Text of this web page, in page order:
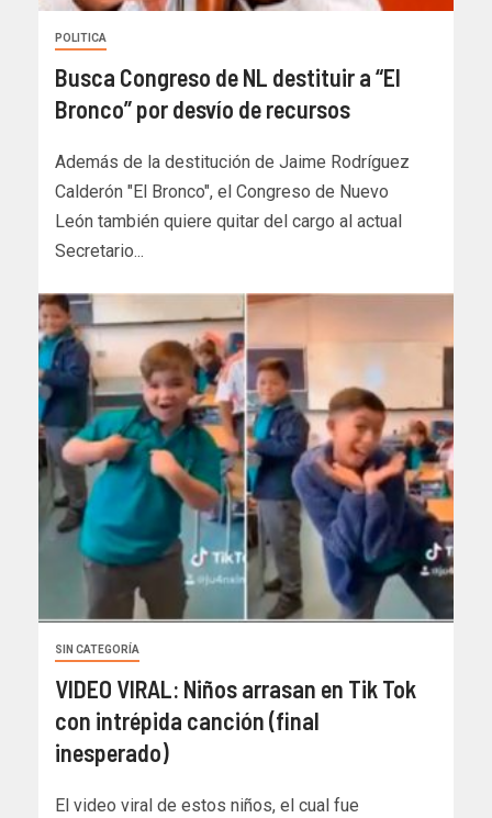
POLITICA
Busca Congreso de NL destituir a “El
Bronco” por desvío de recursos
Además de la destitución de Jaime Rodríguez
Calderón "El Bronco", el Congreso de Nuevo
León también quiere quitar del cargo al actual
Secretario...
SIN CATEGORÍA
VIDEO VIRAL: Niños arrasan en Tik Tok
con intrépida canción (final
inesperado)
El video viral de estos niños, el cual fue